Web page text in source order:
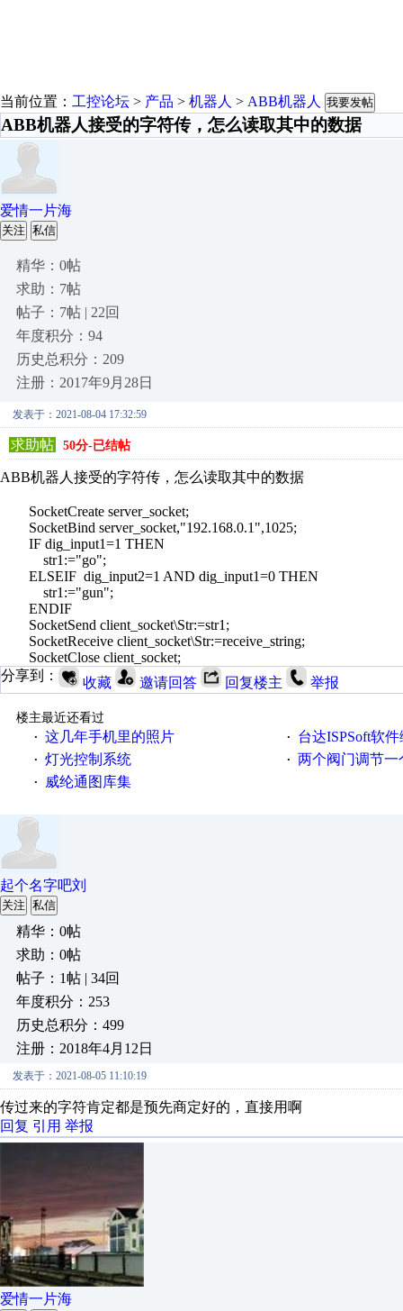
当前位置： 工控论坛 > 产品 > 机器人 > ABB机器人 我要发帖
ABB机器人接受的字符传，怎么读取其中的数据
爱情一片海
关注 私信
精华：0帖
求助：7帖
帖子：7帖 | 22回
年度积分：94
历史总积分：209
注册：2017年9月28日
发表于：2021-08-04 17:32:59
求助帖 50分-已结帖
ABB机器人接受的字符传，怎么读取其中的数据
SocketCreate server_socket;
SocketBind server_socket,"192.168.0.1",1025;
IF dig_input1=1 THEN
str1:="go";
ELSEIF dig_input2=1 AND dig_input1=0 THEN
str1:="gun";
ENDIF
SocketSend client_socket\Str:=str1;
SocketReceive client_socket\Str:=receive_string;
SocketClose client_socket;
分享到：
收藏 邀请回答 回复楼主 举报
楼主最近还看过
· 这几年手机里的照片 · 台达ISPSoft软件编
· 灯光控制系统 · 两个阀门调节
· 威纶通图库集
起个名字吧刘
关注 私信
精华：0帖
求助：0帖
帖子：1帖 | 34回
年度积分：253
历史总积分：499
注册：2018年4月12日
发表于：2021-08-05 11:10:19
传过来的字符肯定都是预先商定好的，直接用啊
回复 引用 举报
爱情一片海